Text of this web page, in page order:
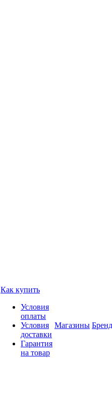
Как купить
Условия
оплаты
Условия
доставки
Гарантия
на товар
Магазины